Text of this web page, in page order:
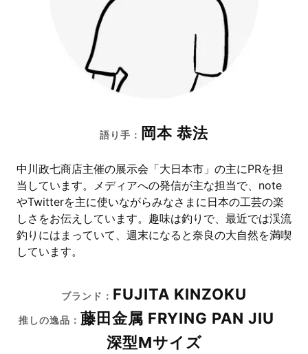
語り手： 岡本 恭法
中川政七商店主催の展示会「大日本市」の主にPRを担
当しています。メディアへの発信が主な担当で、note
やTwitterを主に使いながらみなさまに日本の工芸の楽
しさをお伝えしています。趣味は釣りで、最近では渓流
釣りにはまっていて、週末になると奈良の大自然を満喫
しています。
ブランド： FUJITA KINZOKU
推しの逸品： 藤田金属 FRYING PAN JIU
深型Mサイズ